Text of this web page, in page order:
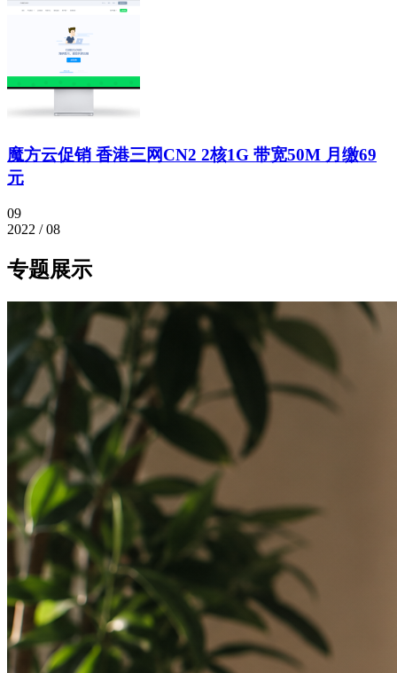
魔方云促销 香港三网CN2 2核1G 带宽50M 月缴69
元
09
2022 / 08
专题展示